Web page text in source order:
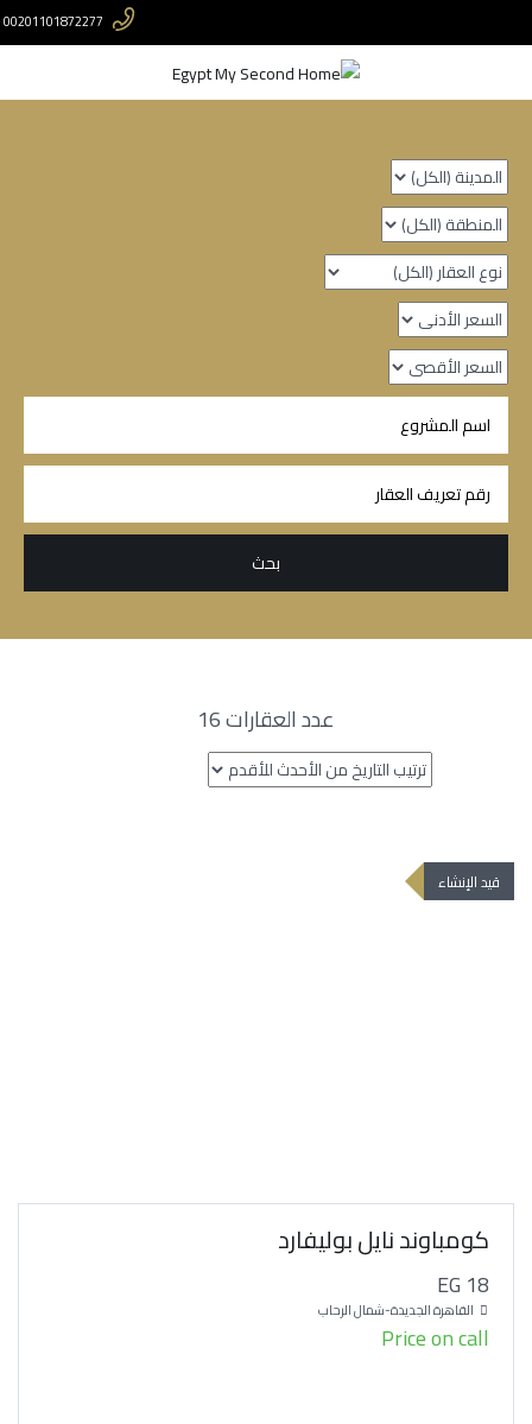
00201101872277
عدد العقارات 16
قيد الإنشاء
كومباوند نايل بوليفارد
EG 18
القاهرة الجديدة-شمال الرحاب
Price on call